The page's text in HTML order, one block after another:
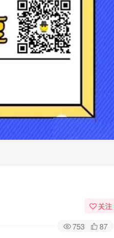
关注
753 87